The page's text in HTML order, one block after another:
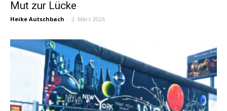
Mut zur Lücke
Heike Autschbach - 2. März 2026